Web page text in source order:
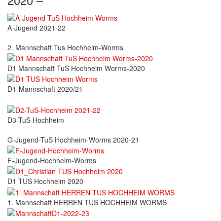
A-Jugend 2021-22
2. Mannschaft Tus Hochheim-Worms
D1 Mannschaft TuS Hochheim Worms-2020
D1-Mannschaft 2020/21
D3-TuS Hochheim
G-Jugend-TuS Hochheim-Worms 2020-21
F-Jugend-Hochheim-Worms
D1 TUS Hochheim 2020
1. Mannschaft HERREN TUS HOCHHEIM WORMS